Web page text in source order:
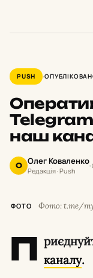
PUSH
наш
О Олег Коваленко
Редакція · Push
ФОТО Фото: t.me/
П каналу.